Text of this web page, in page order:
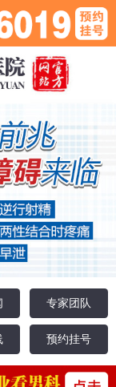
专家团队
预约挂号